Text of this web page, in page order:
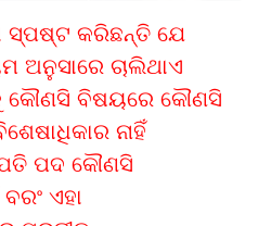
ସ୍ପଷ୍ଟ କରିଛନ୍ତି ଯେ
ଅନୁସାରେ ଚାଲିଥାଏ
ବିଷୟରେ କୌଣସି
ନାହିଁ
ପଦ କୌଣସି
ଏହା